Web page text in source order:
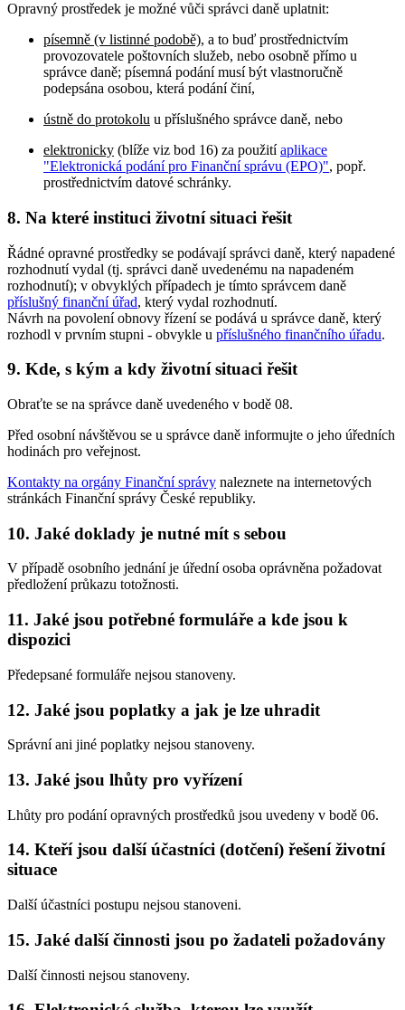
Opravný prostředek je možné vůči správci daně uplatnit:
písemně (v listinné podobě), a to buď prostřednictvím
provozovatele poštovních služeb, nebo osobně přímo u
správce daně; písemná podání musí být vlastnoručně
podepsána osobou, která podání činí,
ústně do protokolu u příslušného správce daně, nebo
elektronicky (blíže viz bod 16) za použitíaplikace
"Elektronická podání pro Finanční správu (EPO)", popř.
prostřednictvím datové schránky.
8. Na které instituci životní situaci řešit
Řádné opravné prostředky se podávají správci daně, který napadené
rozhodnutí vydal (tj. správci daně uvedenému na napadeném
rozhodnutí); v obvyklých případech je tímto správcem daně
příslušný finanční úřad, který vydal rozhodnutí.
Návrh na povolení obnovy řízení se podává u správce daně, který
rozhodl v prvním stupni - obvykle u příslušného finančního úřadu.
9. Kde, s kým a kdy životní situaci řešit
Obraťte se na správce daně uvedeného v bodě 08.
Před osobní návštěvou se u správce daně informujte o jeho úředních
hodinách pro veřejnost.
Kontakty na orgány Finanční správy naleznete na internetových
stránkách Finanční správy České republiky.
10. Jaké doklady je nutné mít s sebou
V případě osobního jednání je úřední osoba oprávněna požadovat
předložení průkazu totožnosti.
11. Jaké jsou potřebné formuláře a kde jsou k
dispozici
Předepsané formuláře nejsou stanoveny.
12. Jaké jsou poplatky a jak je lze uhradit
Správní ani jiné poplatky nejsou stanoveny.
13. Jaké jsou lhůty pro vyřízení
Lhůty pro podání opravných prostředků jsou uvedeny v bodě 06.
14. Kteří jsou další účastníci (dotčení) řešení životní
situace
Další účastníci postupu nejsou stanoveni.
15. Jaké další činnosti jsou po žadateli požadovány
Další činnosti nejsou stanoveny.